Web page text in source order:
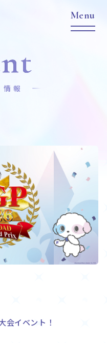
Item
商品情報
Card List
カードリスト
Deck Recipe
デッキレシピ
報
会イベント！